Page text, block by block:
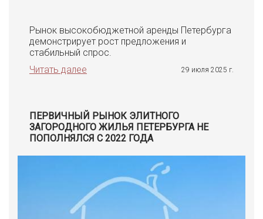
Рынок высокобюджетной аренды Петербурга
демонстрирует рост предложения и
стабильный спрос.
Читать далее
29 июля 2025 г.
ПЕРВИЧНЫЙ РЫНОК ЭЛИТНОГО
ЗАГОРОДНОГО ЖИЛЬЯ ПЕТЕРБУРГА НЕ
ПОПОЛНЯЛСЯ С 2022 ГОДА